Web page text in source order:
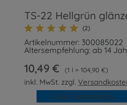
TS-22 Hellgrün
(2)
Artikelnummer: 300085022
Altersempfehlung: ab 14
10,49 € 1 l = 104,90 €
inkl. MwSt. zzgl.
In den Warenkorb